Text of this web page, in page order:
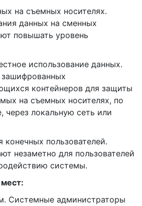
на съемных носителях.
данных на сменных
повышать уровень
использование данных.
контейнеров для защиты
на съемных носителях, по
через локальную сеть или
конечных пользователей.
незаметно для пользователей
системы.
Системные администраторы